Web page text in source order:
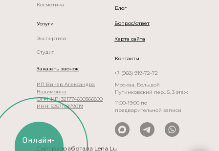
Косметика
Сайт разработала Lena Lu
Экспертиза
Студия
Блог
Услуги
+7 (968) 919-72-72
11:00-19:00 по
предварительной записи
Москва, Большой
Путинковский пер., 5, 3 этаж
Контакты
Вопрос/ответ
ИП Винер Александра
Вадимовна
ОГРНИП: 321774600366800
ИНН: 525719879019
Заказать звонок
Карта сайта
Онлайн-